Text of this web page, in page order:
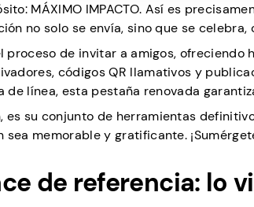
MÁXIMO IMPACTO. Así es
no solo se envía, sino que se
proceso de invitar a amigos,
códigos QR llamativos y
de línea, esta pestaña renovada
es su conjunto de herramientas
sea memorable y gratificante.
de referencia: lo